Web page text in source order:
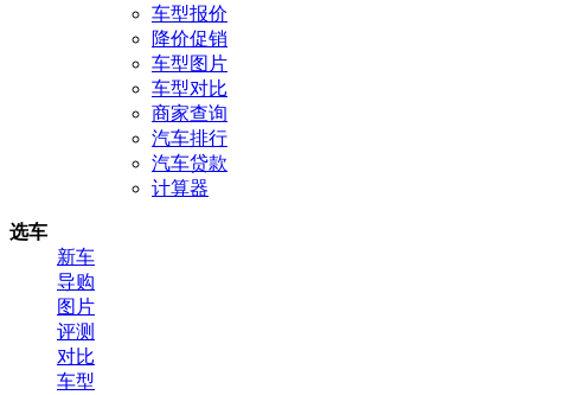
车型报价
降价促销
车型图片
车型对比
商家查询
汽车排行
汽车贷款
计算器
选车
新车
导购
图片
评测
对比
车型